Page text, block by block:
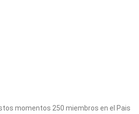
momentos 250 miembros en el Pais